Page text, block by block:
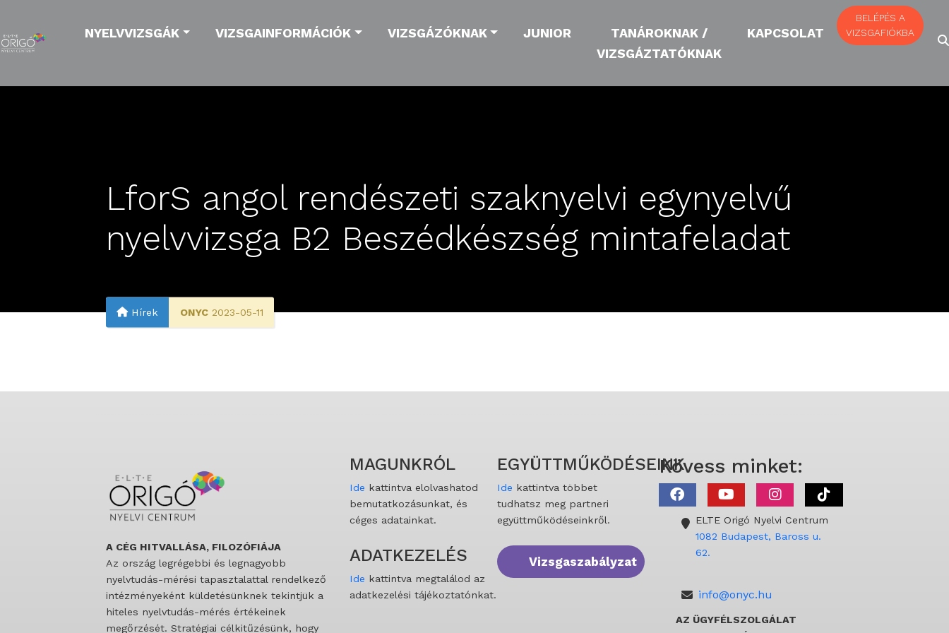
NYELVVIZSGÁK VIZSGAINFORMÁCIÓK VIZSGÁZÓKNAK JUNIOR
TANÁROKNAK /
VIZSGÁZTATÓKNAK
KAPCSOLAT
BELÉPÉS A
VIZSGAFIÓKBA
LforS angol rendészeti szaknyelvi egynyelvű
nyelvvizsga B2 Beszédkészség mintafeladat
Hírek ONYC 2023-05-11
A CÉG HITVALLÁSA, FILOZÓFIÁJA
Az ország legrégebbi és legnagyobb
nyelvtudás-mérési tapasztalattal rendelkező
intézményeként küldetésünknek tekintjük a
hiteles nyelvtudás-mérés értékeinek
megőrzését. Stratégiai célkitűzésünk, hogy
MAGUNKRÓL
Ide kattintva elolvashatod
bemutatkozásunkat, és
céges adatainkat.
ADATKEZELÉS
Ide kattintva megtalálod az
adatkezelési tájékoztatónkat.
EGYÜTTMŰKÖDÉSEINK
Ide kattintva többet
tudhatsz meg partneri
együttműködéseinkről.
Vizsgaszabályzat
Kövess minket:
ELTE Origó Nyelvi Centrum
1082 Budapest, Baross u.
62.
info@onyc.hu
AZ ÜGYFÉLSZOLGÁLAT